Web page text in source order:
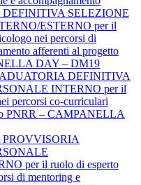
SELEZIONE
ESTERNO per il
nei percorsi di
afferenti al progetto
DAY – DM19
DEFINITIVA
INTERNO per il
percorsi co-curriculari
PNRR – CAMPANELLA
per il ruolo di esperto
di mentoring e